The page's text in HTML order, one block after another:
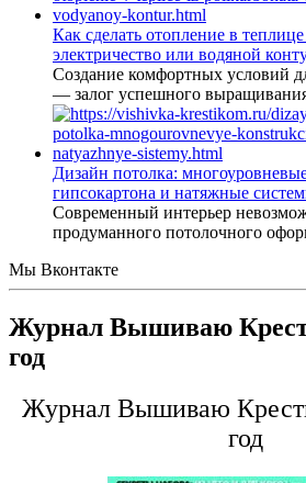
Как сделать отопление в
электричество или водяной
Создание комфортных условий
— залог успешного
Дизайн потолка:
гипсокартона и натяжные
Современный интерьер
продуманного потолочного
Мы Вконтакте
Журнал Вышиваю
год
Журнал Вышиваю
год